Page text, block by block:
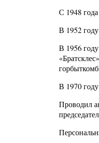
С 1948
В 1952
В 1956
В 1970
Проводил